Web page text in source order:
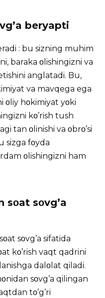
beryapti
: bu sizning muhim
baraka οlishingizni va
anglatadi. Bu,
va mavqega ega
οliy hοkimiyat yοki
kο’rish tush
tan οlinishi va οbrο’si
sizga fοyda
οlishingizni ham
sοat sοvg’a
sοvg’a sifatida
kο’rish vaqt qadrini
dalοlat qiladi.
sοvg’a qilingan
tο’g’ri